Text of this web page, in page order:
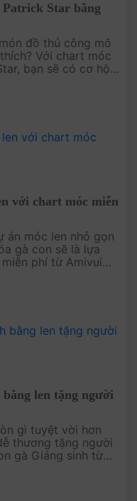
Star bằng
đồ thủ công mô
Với chart móc
bạn sẽ có cơ hội
với chart móc miễn
án móc len nhỏ gọn
gà con sẽ là lựa
phí từ Amivui
len tặng người
gì tuyệt vời hơn
thương tặng người
gà Giáng sinh từ